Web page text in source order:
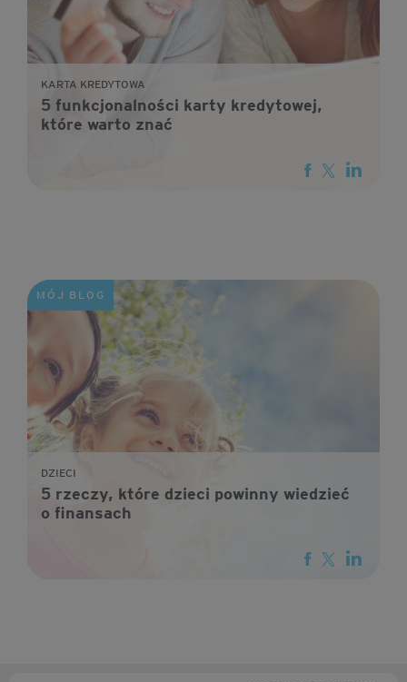
KARTA KREDYTOWA
5 funkcjonalności karty kredytowej,
które warto znać
MÓJ BLOG
DZIECI
5 rzeczy, które dzieci powinny wiedzieć
o finansach